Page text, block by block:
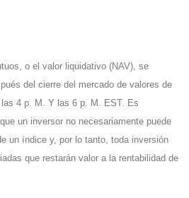
o el valor liquidativo (NAV), se
del cierre del mercado de valores de
4 p. M. Y las 6 p. M. EST. Es
un inversor no necesariamente puede
un índice y, por lo tanto, toda inversión
que restarán valor a la rentabilidad de